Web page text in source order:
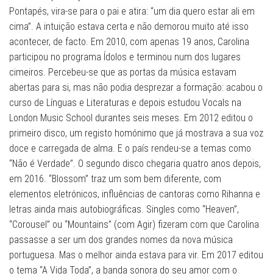
Pontapés, vira-se para o pai e atira: “um dia quero estar ali em
cima”. A intuição estava certa e não demorou muito até isso
acontecer, de facto. Em 2010, com apenas 19 anos, Carolina
participou no programa Ídolos e terminou num dos lugares
cimeiros. Percebeu-se que as portas da música estavam
abertas para si, mas não podia desprezar a formação: acabou o
curso de Línguas e Literaturas e depois estudou Vocals na
London Music School durantes seis meses. Em 2012 editou o
primeiro disco, um registo homónimo que já mostrava a sua voz
doce e carregada de alma. E o país rendeu-se a temas como
“Não é Verdade”. O segundo disco chegaria quatro anos depois,
em 2016. “Blossom” traz um som bem diferente, com
elementos eletrónicos, influências de cantoras como Rihanna e
letras ainda mais autobiográficas. Singles como “Heaven”,
“Corousel” ou “Mountains” (com Agir) fizeram com que Carolina
passasse a ser um dos grandes nomes da nova música
portuguesa. Mas o melhor ainda estava para vir. Em 2017 editou
o tema “A Vida Toda”, a banda sonora do seu amor com o